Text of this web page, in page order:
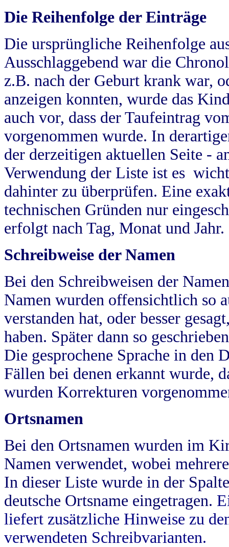
Die Reihenfolge der Einträge
Die ursprüngliche Reihenfolge
Ausschlaggebend war die
z.B. nach der Geburt krank war,
anzeigen konnten, wurde das
auch vor, dass der Taufeintrag
vorgenommen wurde. In
der derzeitigen aktuellen Seite -
Verwendung der Liste ist es
dahinter zu überprüfen. Eine
technischen Gründen nur
erfolgt nach Tag, Monat und Jahr.
Schreibweise der Namen
Bei den Schreibweisen der
Namen wurden offensichtlich so
verstanden hat, oder besser
haben. Später dann so
Die gesprochene Sprache in
Fällen bei denen erkannt wurde,
wurden Korrekturen
Ortsnamen
Bei den Ortsnamen wurden im
Namen verwendet, wobei
In dieser Liste wurde in der
deutsche Ortsname eingetragen.
liefert zusätzliche Hinweise zu
verwendeten Schreibvarianten.